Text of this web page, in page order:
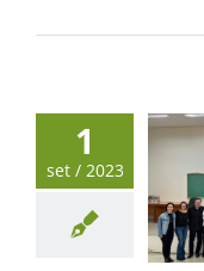
1
set / 2023